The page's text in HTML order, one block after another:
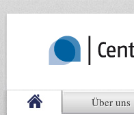
Über uns